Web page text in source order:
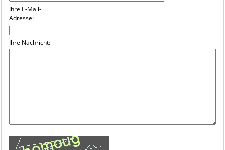
Ihre E-Mail-
Adresse:
Ihre Nachricht: